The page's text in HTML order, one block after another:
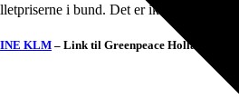
i bund. Det er ikke
KLM – Link til Greenpeace Holland